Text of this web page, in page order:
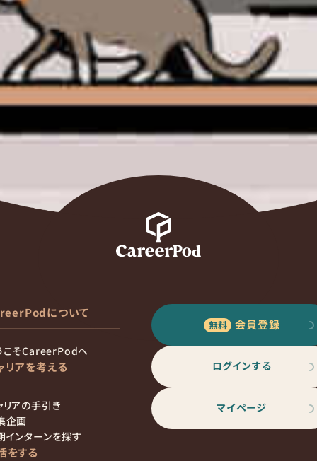
について
こそCareerPodへ
リアを考える
リアの手引き
企画
インターンを探す
をする
会員登録
ログインする
マイページ